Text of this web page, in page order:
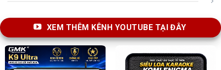
XEM THÊM KÊNH YOUTUBE TẠI ĐÂY